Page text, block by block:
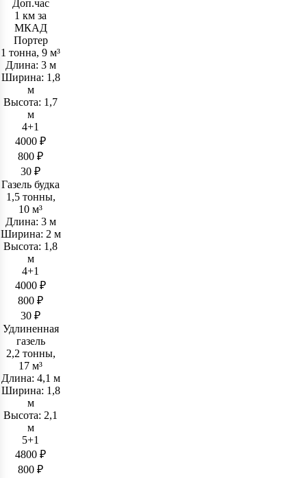
Доп.час
1 км за
МКАД
Портер
1 тонна, 9 м³
Длина: 3 м
Ширина: 1,8
м
Высота: 1,7
м
4+1
4000 ₽
800 ₽
30 ₽
Газель будка
1,5 тонны,
10 м³
Длина: 3 м
Ширина: 2 м
Высота: 1,8
м
4+1
4000 ₽
800 ₽
30 ₽
Удлиненная
газель
2,2 тонны,
17 м³
Длина: 4,1 м
Ширина: 1,8
м
Высота: 2,1
м
5+1
4800 ₽
800 ₽